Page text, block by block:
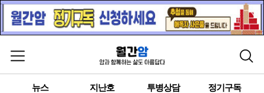
메뉴 열기 검색
뉴스 지난호 투병상담 정기구독